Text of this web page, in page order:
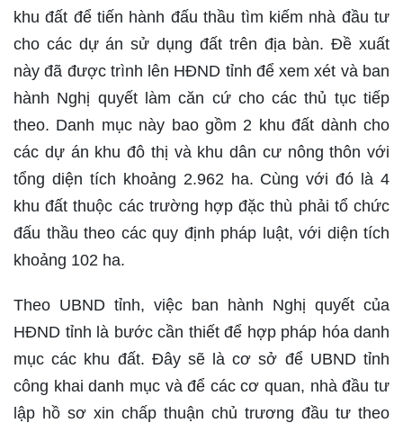
khu đất để tiến hành đấu thầu tìm kiếm nhà đầu tư
cho các dự án sử dụng đất trên địa bàn. Đề xuất
này đã được trình lên HĐND tỉnh để xem xét và ban
hành Nghị quyết làm căn cứ cho các thủ tục tiếp
theo. Danh mục này bao gồm 2 khu đất dành cho
các dự án khu đô thị và khu dân cư nông thôn với
tổng diện tích khoảng 2.962 ha. Cùng với đó là 4
khu đất thuộc các trường hợp đặc thù phải tổ chức
đấu thầu theo các quy định pháp luật, với diện tích
khoảng 102 ha.
Theo UBND tỉnh, việc ban hành Nghị quyết của
HĐND tỉnh là bước cần thiết để hợp pháp hóa danh
mục các khu đất. Đây sẽ là cơ sở để UBND tỉnh
công khai danh mục và để các cơ quan, nhà đầu tư
lập hồ sơ xin chấp thuận chủ trương đầu tư theo